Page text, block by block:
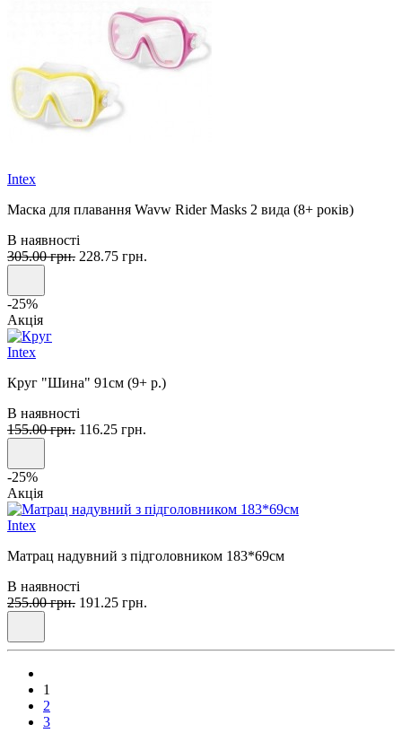
Intex
Маска для плавання Wavw Rider Masks 2 вида (8+ років)
В наявності
305.00 грн. 228.75 грн.
-25%
Акція
Intex
Круг "Шина" 91см (9+ р.)
В наявності
155.00 грн. 116.25 грн.
-25%
Акція
Intex
Матрац надувний з підголовником 183*69см
В наявності
255.00 грн. 191.25 грн.
1
2
3